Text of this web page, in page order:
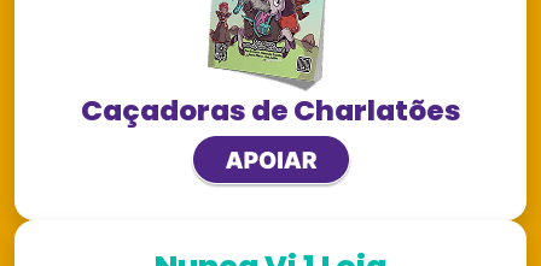
Caçadoras de Charlatões